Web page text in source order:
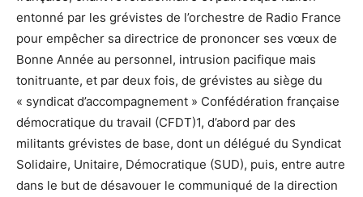
entonné par les grévistes de l’orchestre de Radio France
pour empêcher sa directrice de prononcer ses vœux de
Bonne Année au personnel, intrusion pacifique mais
tonitruante, et par deux fois, de grévistes au siège du
« syndicat d’accompagnement » Confédération française
démocratique du travail (CFDT)1, d’abord par des
militants grévistes de base, dont un délégué du Syndicat
Solidaire, Unitaire, Démocratique (SUD), puis, entre autre
dans le but de désavouer le communiqué de la direction